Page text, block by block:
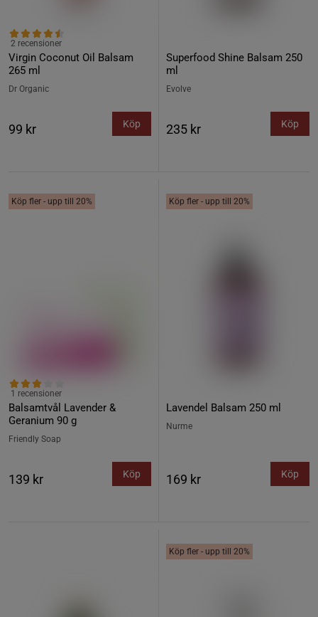
Virgin Coconut Oil Balsam
265 ml
2 recensioner
Dr Organic
99 kr Köp
Superfood Shine Balsam 250
ml
Evolve
235 kr Köp
Köp fler - upp till 20%
Balsamtvål Lavender &
Geranium 90 g
1 recensioner
Friendly Soap
139 kr Köp
Köp fler - upp till 20%
Lavendel Balsam 250 ml
Nurme
169 kr Köp
Köp fler - upp till 20%